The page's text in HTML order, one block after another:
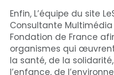
Enfin, L’équipe du site
Consultante
Fondation de France
organismes qui
la santé, de la
l’enfance, de